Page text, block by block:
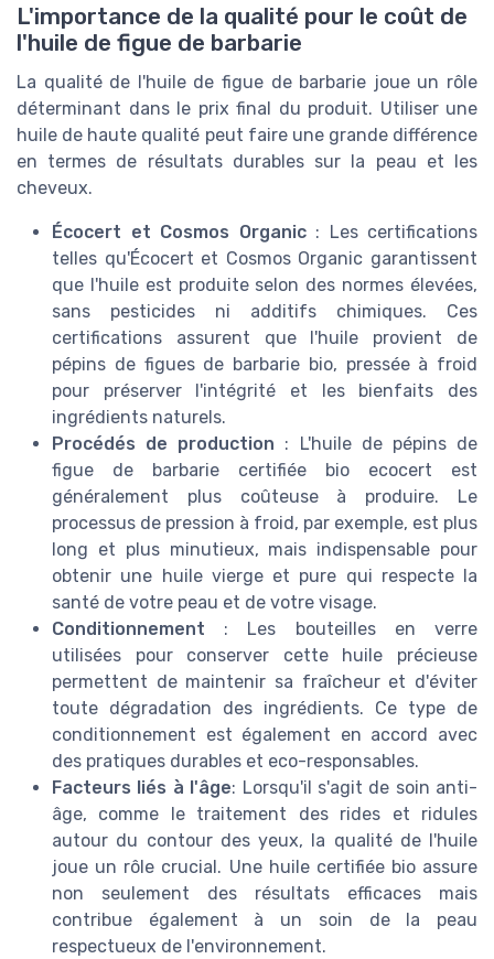
L'importance de la qualité pour le coût de
l'huile de figue de barbarie
La qualité de l'huile de figue de barbarie joue un rôle
déterminant dans le prix final du produit. Utiliser une
huile de haute qualité peut faire une grande différence
en termes de résultats durables sur la peau et les
cheveux.
Écocert et Cosmos Organic: Les certifications
telles qu'Écocert et Cosmos Organic garantissent
que l'huile est produite selon des normes élevées,
sans pesticides ni additifs chimiques. Ces
certifications assurent que l'huile provient de
pépins de figues de barbarie bio, pressée à froid
pour préserver l'intégrité et les bienfaits des
ingrédients naturels.
Procédés de production : L'huile de pépins de
figue de barbarie certifiée bio ecocert est
généralement plus coûteuse à produire. Le
processus de pression à froid, par exemple, est plus
long et plus minutieux, mais indispensable pour
obtenir une huile vierge et pure qui respecte la
santé de votre peau et de votre visage.
Conditionnement : Les bouteilles en verre
utilisées pour conserver cette huile précieuse
permettent de maintenir sa fraîcheur et d'éviter
toute dégradation des ingrédients. Ce type de
conditionnement est également en accord avec
des pratiques durables et eco-responsables.
Facteurs liés à l'âge: Lorsqu'il s'agit de soin anti-
âge, comme le traitement des rides et ridules
autour du contour des yeux, la qualité de l'huile
joue un rôle crucial. Une huile certifiée bio assure
non seulement des résultats efficaces mais
contribue également à un soin de la peau
respectueux de l'environnement.